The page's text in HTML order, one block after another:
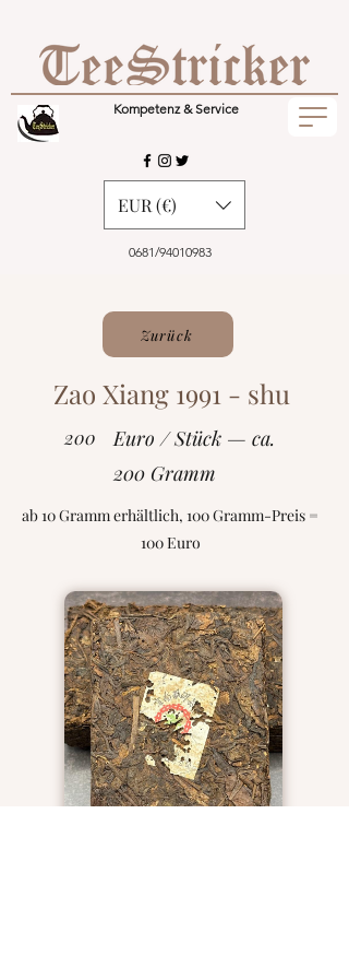
Kompetenz & Service
0681/94010983
EUR (€)
Zurück
Zao Xiang 1991 - shu
200
Euro / Stück — ca.
200 Gramm
ab 10 Gramm erhältlich, 100 Gramm-Preis =
100 Euro